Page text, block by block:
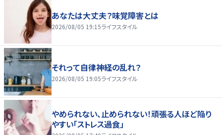
あなたは大丈夫？味覚障害とは
2026/08/05 19:15ライフスタイル
それって自律神経の乱れ？
2026/08/05 19:05ライフスタイル
やめられない、止められない！頑張る人ほど陥り
やすい「ストレス過食」